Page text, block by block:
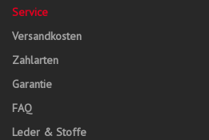
Service
Versandkosten
Zahlarten
Garantie
FAQ
Leder & Stoffe